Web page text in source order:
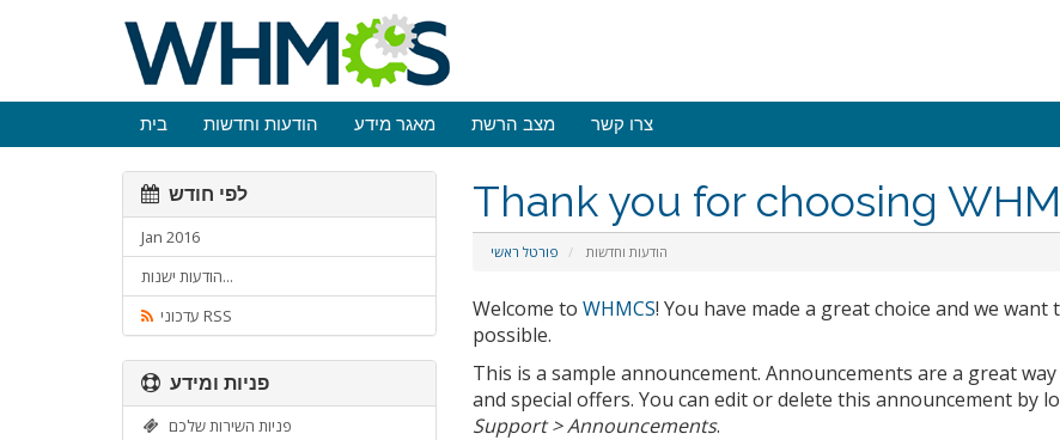
בית הודעות וחדשות מאגר מידע מצב הרשת צרו קשר
Thank you for choosing
פורטל ראשי הודעות וחדשות
לפי חודש
Jan 2016
הודעות ישנות...
עדכוני RSS
Welcome to WHMCS! You have made a great choice and we
possible.
This is a sample announcement. Announcements are a great
and special offers. You can edit or delete this announcement by
Support > Announcements.
פניות ומידע
פניות השירות שלכם